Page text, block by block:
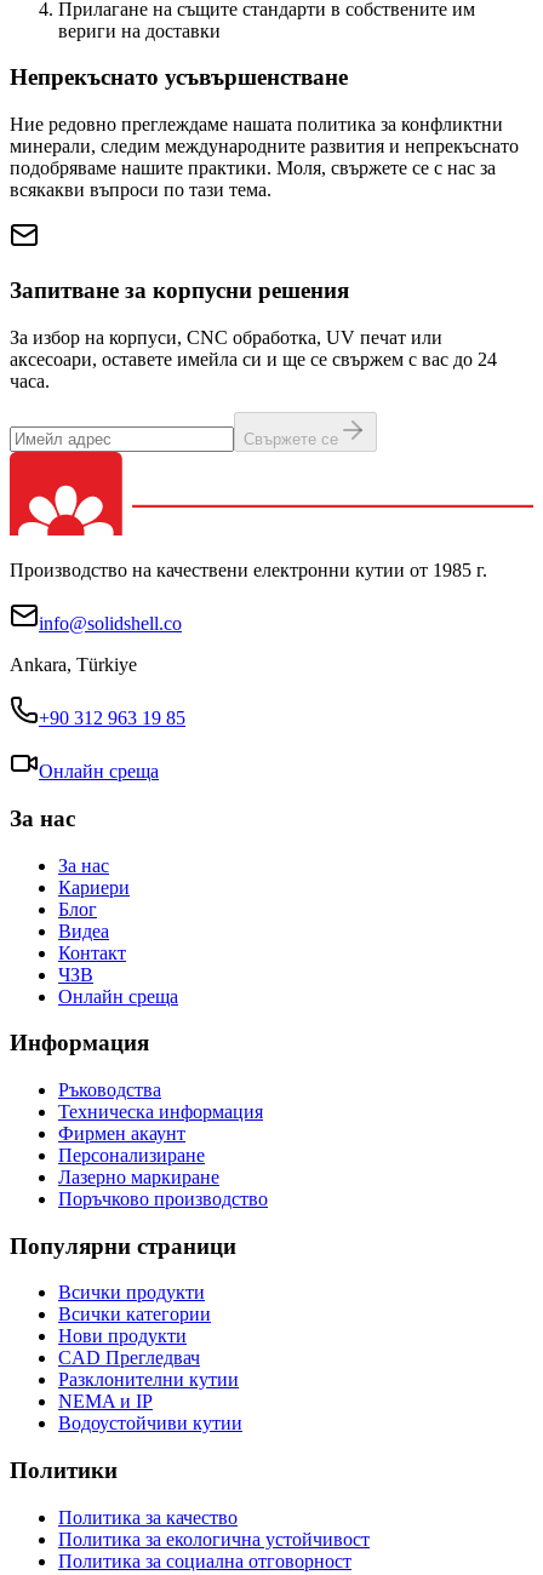
Прилагане на същите стандарти в собствените им
вериги на доставки
Непрекъснато усъвършенстване
Ние редовно преглеждаме нашата политика за конфликтни
минерали, следим международните развития и непрекъснато
подобряваме нашите практики. Моля, свържете се с нас за
всякакви въпроси по тази тема.
Запитване за корпусни решения
За избор на корпуси, CNC обработка, UV печат или
аксесоари, оставете имейла си и ще се свържем с вас до 24
часа.
Свържете се
Производство на качествени електронни кутии от 1985 г.
info@solidshell.co
Ankara, Türkiye
+90 312 963 19 85
Онлайн среща
За нас
За нас
Кариери
Блог
Видеа
Контакт
ЧЗВ
Онлайн среща
Информация
Ръководства
Техническа информация
Фирмен акаунт
Персонализиране
Лазерно маркиране
Поръчково производство
Популярни страници
Всички продукти
Всички категории
Нови продукти
CAD Прегледвач
Разклонителни кутии
NEMA и IP
Водоустойчиви кутии
Политики
Политика за качество
Политика за екологична устойчивост
Политика за социална отговорност